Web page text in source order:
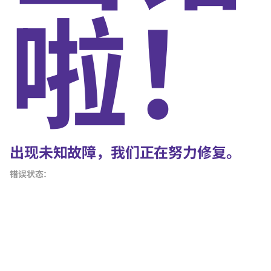
啦！
出现未知故障，我们正在努力修复。
错误状态：